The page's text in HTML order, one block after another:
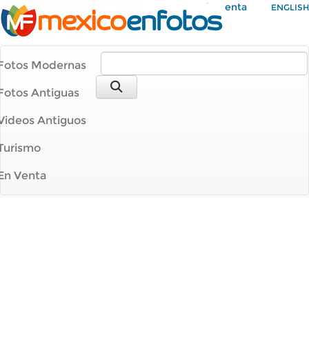
Mi Cuenta ENGLISH
Modernas
Antiguas
Antiguos
Venta